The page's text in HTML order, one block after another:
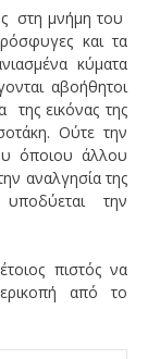
στη μνήμη του
και τα
κύματα
αβοήθητοι
εικόνας της
Ούτε την
όποιου άλλου
αναλγησία της
την
πιστός να
από το